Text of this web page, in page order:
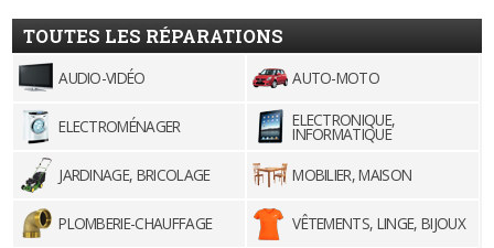
TOUTES LES RÉPARATIONS
AUDIO-VIDÉO AUTO-MOTO
ELECTROMÉNAGER ELECTRONIQUE,
INFORMATIQUE
JARDINAGE, BRICOLAGE
MOBILIER, MAISON
PLOMBERIE-CHAUFFAGE VÊTEMENTS, LINGE, BIJOUX